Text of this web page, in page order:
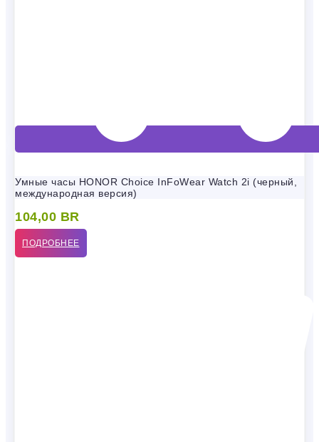
Умные часы HONOR Choice InFoWear Watch 2i (черный,
международная версия)
104,00 BR
ПОДРОБНЕЕ